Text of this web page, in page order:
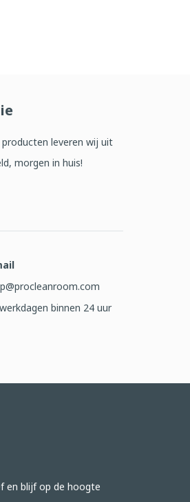
leveren wij uit
morgen in huis!
binnen 24 uur
en blijf op de hoogte